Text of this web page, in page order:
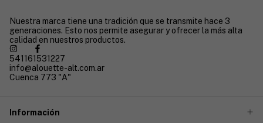
Nuestra marca tiene una tradición que se transmite hace 3
generaciones. Esto nos permite asegurar y ofrecer la más alta
calidad en nuestros productos.
541161531227
info@alouette-alt.com.ar
Cuenca 773 "A"
Información